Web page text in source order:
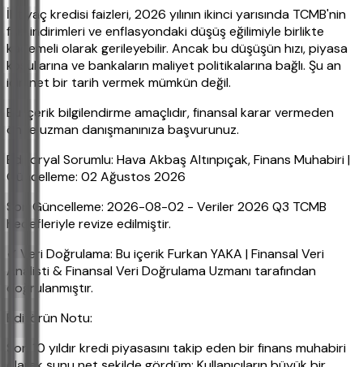
İhtiyaç kredisi faizleri, 2026 yılının ikinci yarısında TCMB'nin
faiz indirimleri ve enflasyondaki düşüş eğilimiyle birlikte
kademeli olarak gerileyebilir. Ancak bu düşüşün hızı, piyasa
koşullarına ve bankaların maliyet politikalarına bağlı. Şu an
için net bir tarih vermek mümkün değil.
Bu içerik bilgilendirme amaçlıdır, finansal karar vermeden
önce uzman danışmanınıza başvurunuz.
Editoryal Sorumlu: Hava Akbaş Altınpıçak, Finans Muhabiri |
Güncelleme: 02 Ağustos 2026
Son Güncelleme: 2026-08-02 - Veriler 2026 Q3 TCMB
hedefleriyle revize edilmiştir.
✔ Veri Doğrulama: Bu içerik Furkan YAKA | Finansal Veri
Analisti & Finansal Veri Doğrulama Uzmanı tarafından
doğrulanmıştır.
Editörün Notu:
Son 10 yıldır kredi piyasasını takip eden bir finans muhabiri